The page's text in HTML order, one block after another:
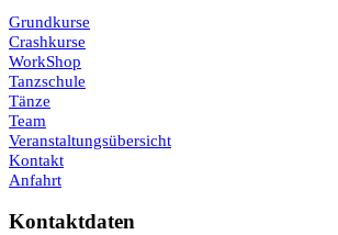
Grundkurse
Crashkurse
WorkShop
Tanzschule
Tänze
Team
Veranstaltungsübersicht
Kontakt
Anfahrt
Kontaktdaten